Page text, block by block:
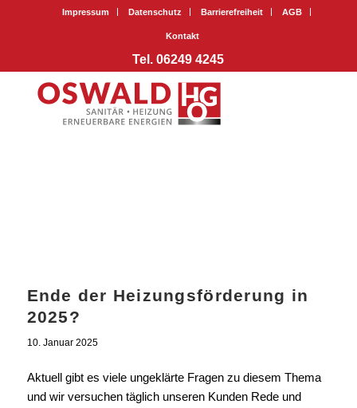
Impressum Datenschutz Barrierefreiheit AGB
Kontakt
Tel. 06249 4245
Ende der Heizungsförderung in
2025?
10. Januar 2025
Aktuell gibt es viele ungeklärte Fragen zu diesem Thema
und wir versuchen täglich unseren Kunden Rede und